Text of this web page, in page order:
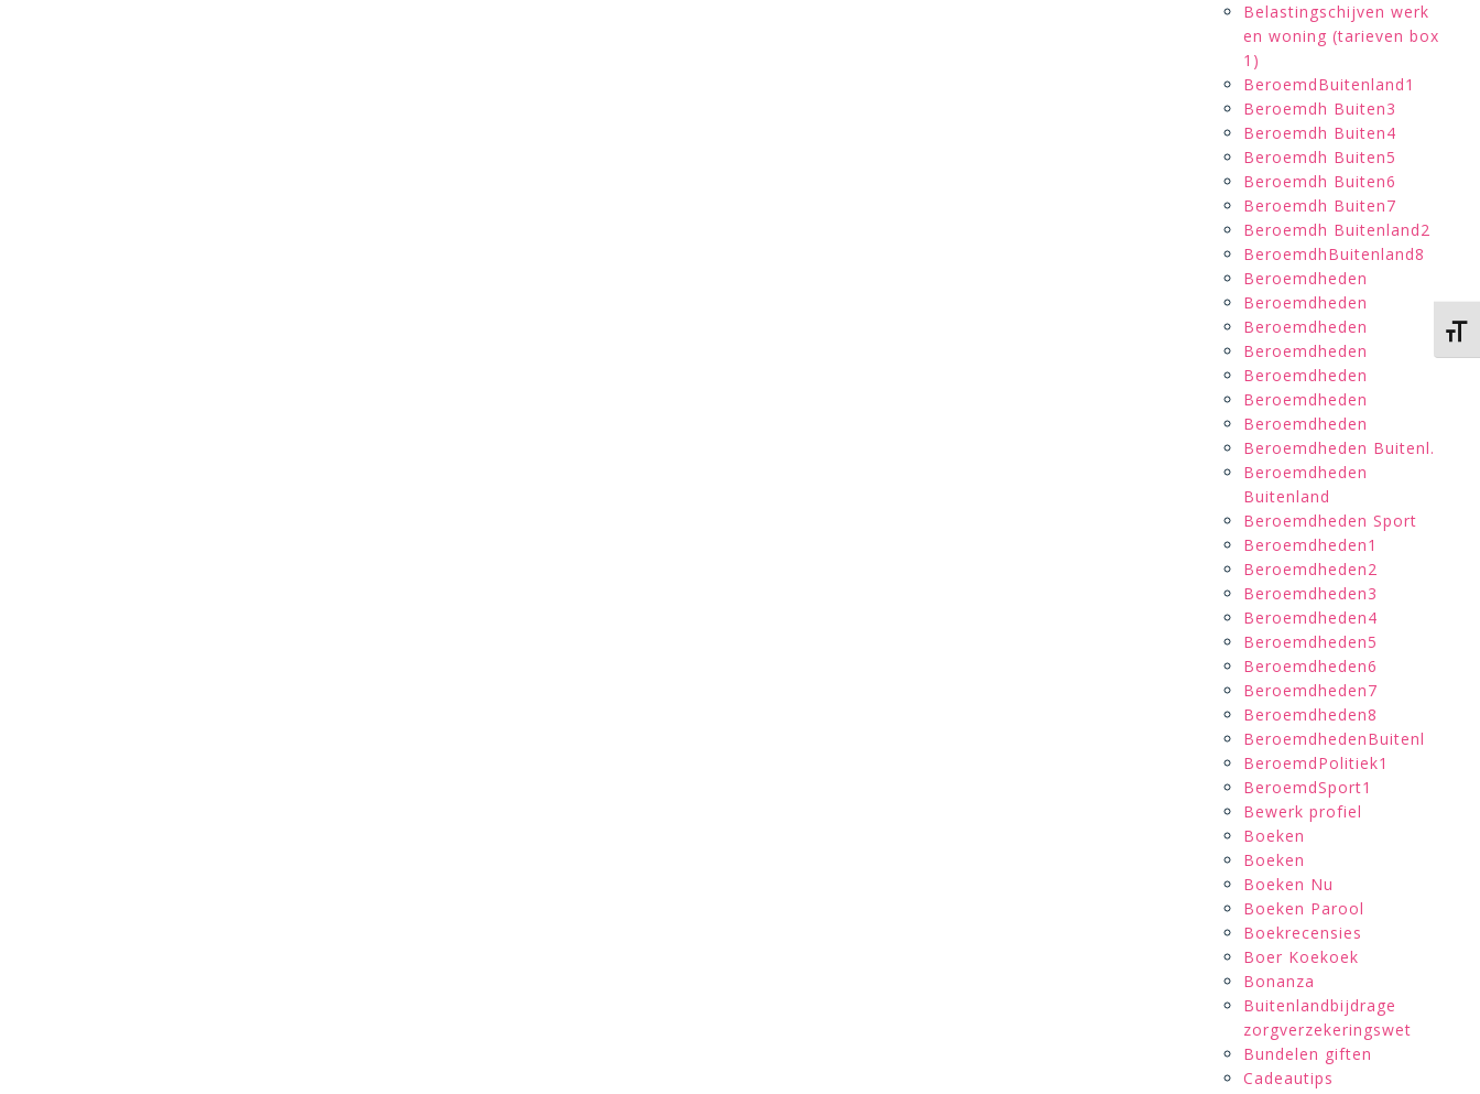
Belastingschijven werk
en woning (tarieven box
1)
BeroemdBuitenland1
Beroemdh Buiten3
Beroemdh Buiten4
Beroemdh Buiten5
Beroemdh Buiten6
Beroemdh Buiten7
Beroemdh Buitenland2
BeroemdhBuitenland8
Beroemdheden
Beroemdheden
Beroemdheden
Beroemdheden
Beroemdheden
Beroemdheden
Beroemdheden
Beroemdheden Buitenl.
Beroemdheden
Buitenland
Beroemdheden Sport
Beroemdheden1
Beroemdheden2
Beroemdheden3
Beroemdheden4
Beroemdheden5
Beroemdheden6
Beroemdheden7
Beroemdheden8
BeroemdhedenBuitenl
BeroemdPolitiek1
BeroemdSport1
Bewerk profiel
Boeken
Boeken
Boeken Nu
Boeken Parool
Boekrecensies
Boer Koekoek
Bonanza
Buitenlandbijdrage
zorgverzekeringswet
Bundelen giften
Cadeautips